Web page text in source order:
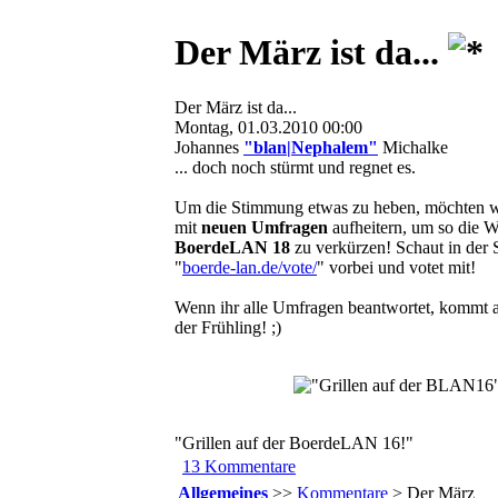
Der März ist da...
Der März ist da...
Montag, 01.03.2010 00:00
Johannes "blan|Nephalem" Michalke
... doch noch stürmt und regnet es.
Um die Stimmung etwas zu heben, möchten
mit neuen Umfragen aufheitern, um so die
BoerdeLAN 18 zu verkürzen! Schaut in der
"boerde-lan.de/vote/" vorbei und votet mit!
Wenn ihr alle Umfragen beantwortet, kommt
der Frühling! ;)
"Grillen auf der BoerdeLAN 16!"
13 Kommentare
Allgemeines >> Kommentare > Der März